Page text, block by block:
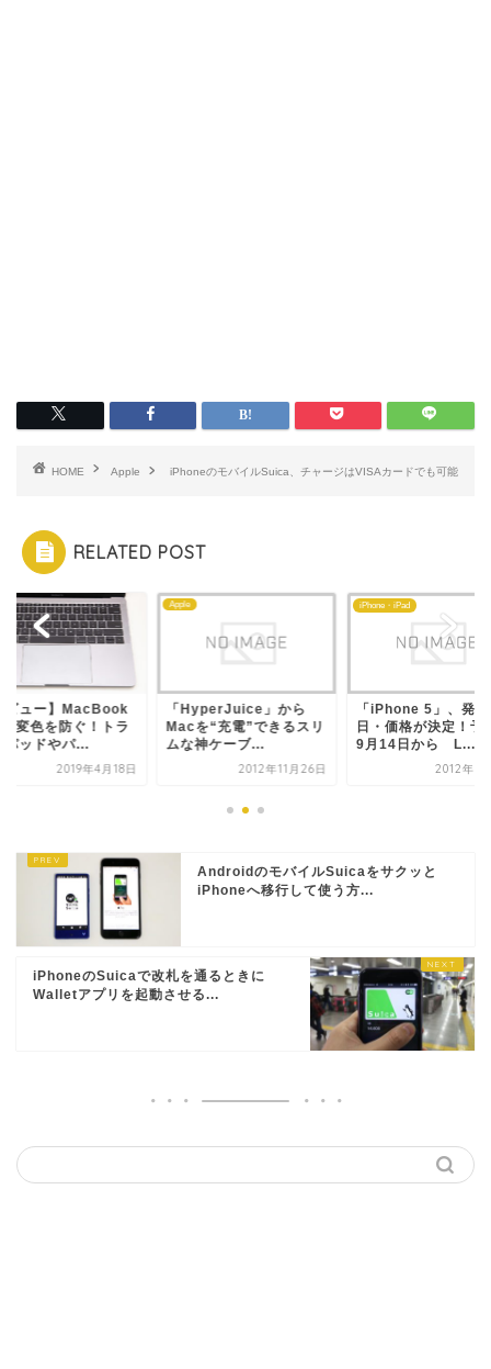
HOME Apple iPhoneのモバイルSuica、チャージはVISAカードでも可能
RELATED POST
ビュー】MacBook
変色を防ぐ！トラ
パッドやパ...
2019年4月18日
Apple
「HyperJuice」から
Macを“充電”できるスリ
ムな神ケーブ...
2012年11月26日
iPhone・iPad
「iPhone 5」、発売
日・価格が決定！予
9月14日から L...
2012年9
AndroidのモバイルSuicaをサクッと
iPhoneへ移行して使う方...
iPhoneのSuicaで改札を通るときに
Walletアプリを起動させる...